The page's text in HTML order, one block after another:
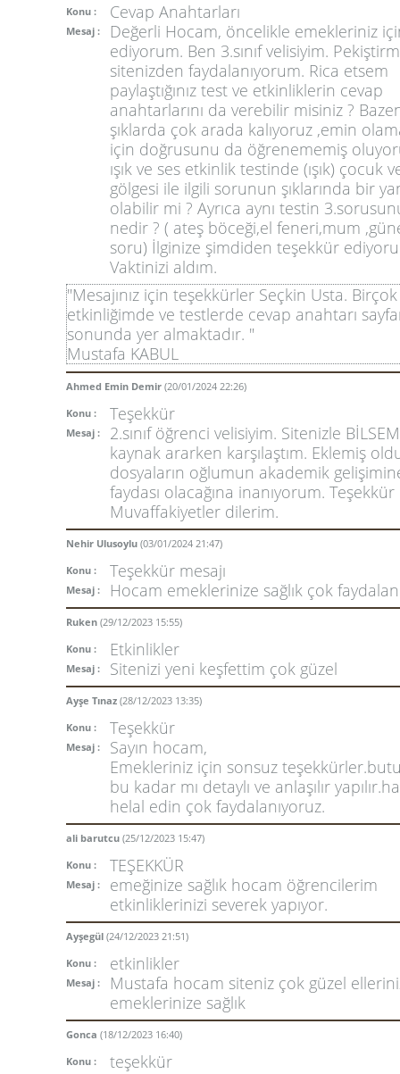
Konu :
Cevap Anahtarları
Mesaj :
Değerli Hocam, öncelikle emekleriniz
ediyorum. Ben 3.sınıf velisiyim.
sitenizden faydalanıyorum. Rica etsem
paylaştığınız test ve etkinliklerin cevap
anahtarlarını da verebilir misiniz ?
şıklarda çok arada kalıyoruz ,emin
için doğrusunu da öğrenememiş
ışık ve ses etkinlik testinde (ışık) çocuk
gölgesi ile ilgili sorunun şıklarında bir
olabilir mi ? Ayrıca aynı testin
nedir ? ( ateş böceği,el feneri,mum
soru) İlginize şimdiden teşekkür
Vaktinizi aldım.
"Mesajınız için teşekkürler Seçkin Usta. Birçok
etkinliğimde ve testlerde cevap anahtarı
sonunda yer almaktadır. "
Mustafa KABUL
Ahmed Emin Demir (20/01/2024 22:26)
Konu :
Teşekkür
Mesaj :
2.sınıf öğrenci velisiyim. Sitenizle
kaynak ararken karşılaştım. Eklemiş
dosyaların oğlumun akademik
faydası olacağına inanıyorum.
Muvaffakiyetler dilerim.
Nehir Ulusoylu (03/01/2024 21:47)
Konu :
Teşekkür mesajı
Mesaj : Hocam emeklerinize sağlık çok
Ruken (29/12/2023 15:55)
Konu :
Etkinlikler
Mesaj : Sitenizi yeni keşfettim çok güzel
Ayşe Tınaz (28/12/2023 13:35)
Konu :
Teşekkür
Mesaj :
Sayın hocam,
Emekleriniz için sonsuz
bu kadar mı detaylı ve anlaşılır
helal edin çok faydalanıyoruz.
ali barutcu (25/12/2023 15:47)
Konu :
TEŞEKKÜR
Mesaj :
emeğinize sağlık hocam öğrencilerim
etkinliklerinizi severek yapıyor.
Ayşegül (24/12/2023 21:51)
Konu :
etkinlikler
Mesaj :
Mustafa hocam siteniz çok güzel
emeklerinize sağlık
Gonca (18/12/2023 16:40)
Konu :
teşekkür